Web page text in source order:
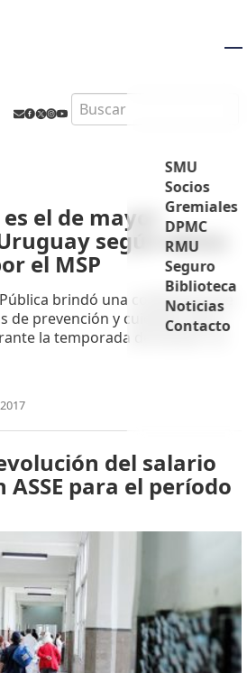
Search
SMU
Socios
Gremiales
DPMC
RMU
Seguro
Biblioteca
Noticias
Contacto
el de mayor
según datos
el MSP
brindó una conferencia de
de prevención y cuidados de la
la temporada de verano" el
del salario
para el período